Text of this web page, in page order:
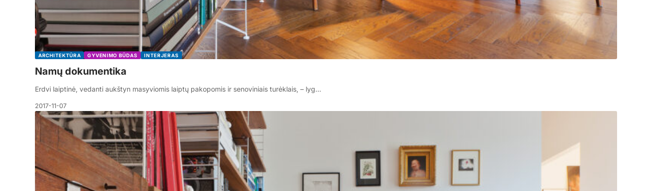
ARCHITEKTŪRA GYVENIMO BŪDAS INTERJERAS
Namų dokumentika
Erdvi laiptinė, vedanti aukštyn masyviomis laiptų pakopomis ir senoviniais turėklais, – lyg…
2017-11-07